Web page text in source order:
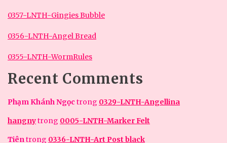
0357-LNTH-Gingies Bubble
0356-LNTH-Angel Bread
0355-LNTH-WormRules
Recent Comments
Phạm Khánh Ngọc trong 0329-LNTH-Angellina
hangnytrong 0005-LNTH-Marker Felt
Tiêntrong 0336-LNTH-Art Post black